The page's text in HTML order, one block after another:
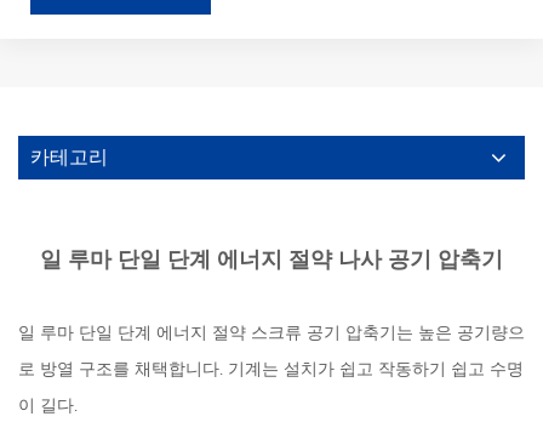
카테고리
일 루마 단일 단계 에너지 절약 나사 공기 압축기
일 루마 단일 단계 에너지 절약 스크류 공기 압축기는 높은 공기량으
로 방열 구조를 채택합니다. 기계는 설치가 쉽고 작동하기 쉽고 수명
이 길다.